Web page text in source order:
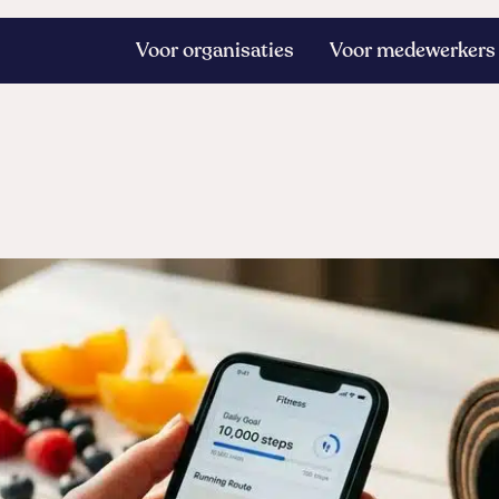
Voor organisaties Voor medewerkers